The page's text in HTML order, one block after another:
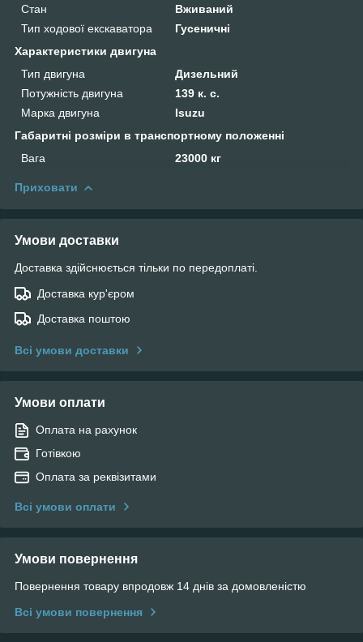
Стан
Вживаний
Тип ходової екскаватора
Гусеничні
Характеристики двигуна
Тип двигуна
Дизельний
Потужність двигуна
139 к. с.
Марка двигуна
Isuzu
Габаритні розміри в транспортному положенні
Вага
23000 кг
Приховати
Умови доставки
Доставка здійснюється тільки по передоплаті.
Доставка кур'єром
Доставка поштою
Всі умови доставки
Умови оплати
Оплата на рахунок
Готівкою
Оплата за реквізитами
Всі умови оплати
Умови повернення
Повернення товару впродовж 14 днів за домовленістю
Всі умови повернення